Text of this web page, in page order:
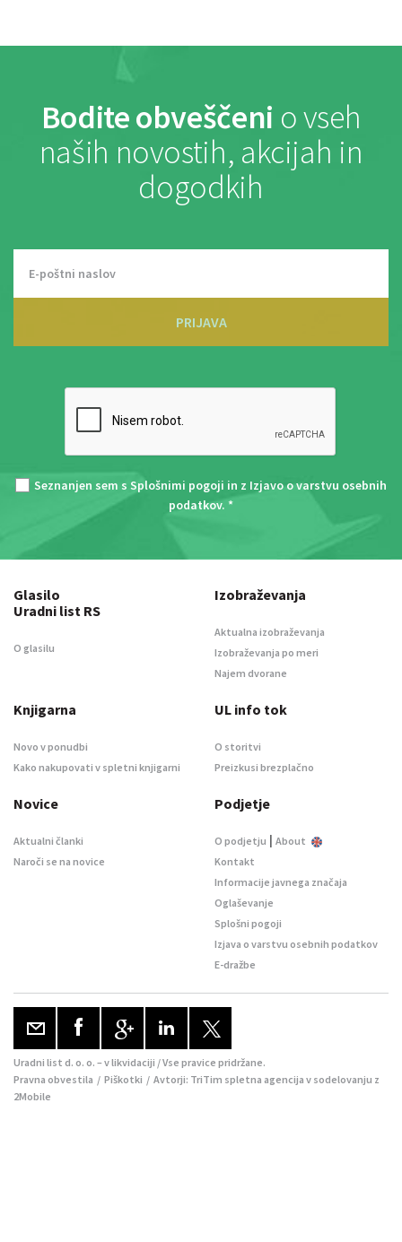
Bodite obveščeni o vseh
naših novostih, akcijah in
dogodkih
PRIJAVA
Seznanjen sem s Splošnimi pogoji in z Izjavo o varstvu osebnih
podatkov. *
Glasilo
Uradni list RS
O glasilu
Izobraževanja
Aktualna izobraževanja
Izobraževanja po meri
Najem dvorane
Knjigarna
Novo v ponudbi
Kako nakupovati v spletni knjigarni
UL info tok
O storitvi
Preizkusi brezplačno
Novice
Aktualni članki
Naroči se na novice
Podjetje
O podjetju | About
Kontakt
Informacije javnega značaja
Oglaševanje
Splošni pogoji
Izjava o varstvu osebnih podatkov
E-dražbe
Uradni list d. o. o. – v likvidaciji / Vse pravice pridržane.
Pravna obvestila / Piškotki / Avtorji: TriTim spletna agencija v sodelovanju z
2Mobile